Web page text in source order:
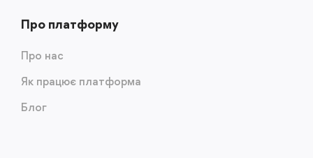
Про платформу
Про нас
Як працює платформа
Блог